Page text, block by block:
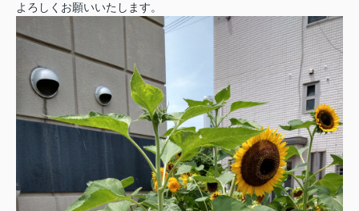
よろしくお願いいたします。